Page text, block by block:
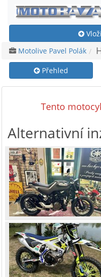
Motolive Pavel Polák
Přehled
Tento
Alternativní